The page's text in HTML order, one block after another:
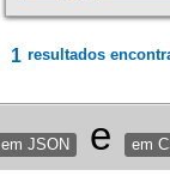
1 resultados
em JSON e em